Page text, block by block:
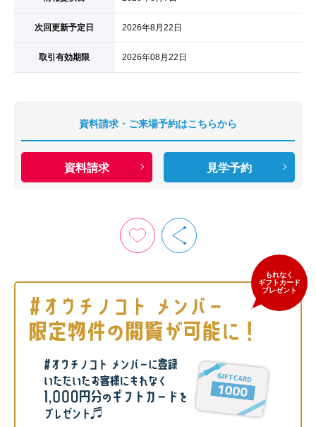
次回更新予定日 2026年8月22日
取引有効期限 2026年08月22日
資料請求・ご来場予約はこちらから
資料請求 見学予約
もれなく
ギフトカード
プレゼント